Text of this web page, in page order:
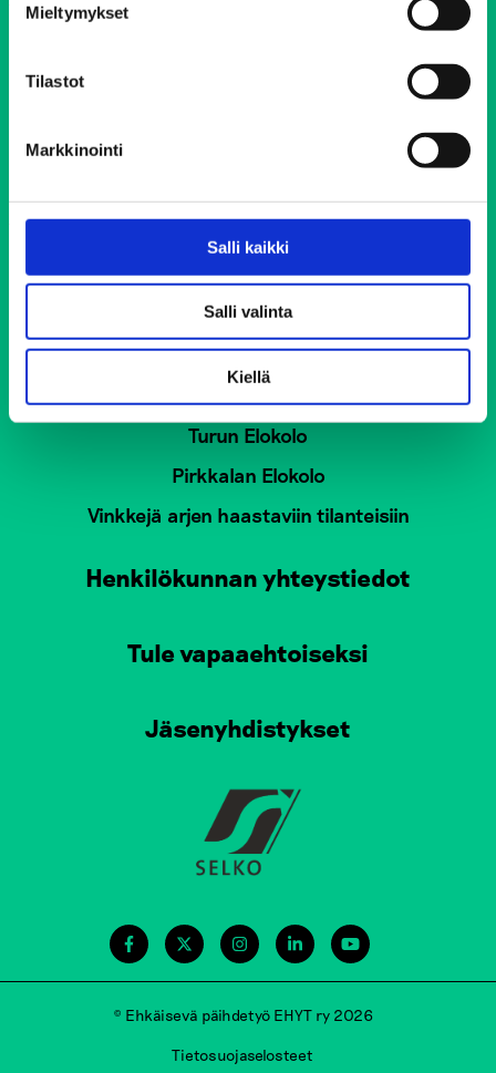
Mieltymykset
Tilastot
Markkinointi
Salli kaikki
Salli valinta
Kiellä
Avoinna 24/7 vuoden jokaisena päivänä
Elokolo-kohtaamispaikat
Helsingin Elokolo
Lahden Elokolo
Turun Elokolo
Pirkkalan Elokolo
Vinkkejä arjen haastaviin tilanteisiin
Henkilökunnan yhteystiedot
Tule vapaaehtoiseksi
Jäsenyhdistykset
© Ehkäisevä päihdetyö EHYT ry 2026
Tietosuojaselosteet